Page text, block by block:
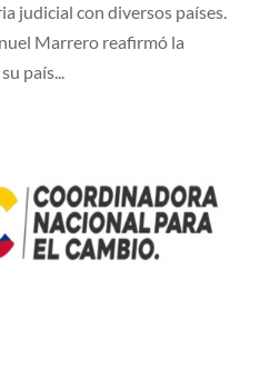
judicial con diversos países.
Marrero reafirmó la
país...